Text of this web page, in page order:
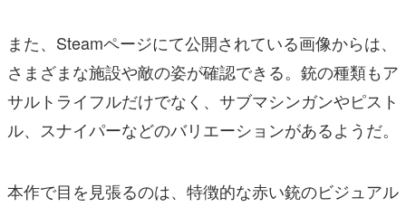
また、Steamページにて公開されている画像からは、
さまざまな施設や敵の姿が確認できる。銃の種類もア
サルトライフルだけでなく、サブマシンガンやピスト
ル、スナイパーなどのバリエーションがあるようだ。
本作で目を見張るのは、特徴的な赤い銃のビジュアル